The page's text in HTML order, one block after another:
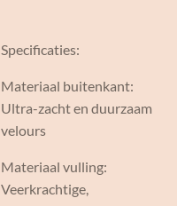
Specificaties:
Materiaal buitenkant:
Ultra-zacht en duurzaam
velours
Materiaal vulling:
Veerkrachtige,